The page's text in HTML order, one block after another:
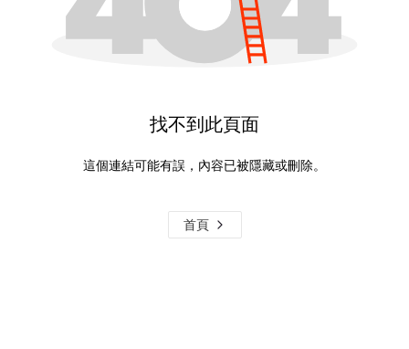
找不到此頁面
這個連結可能有誤，內容已被隱藏或刪除。
首頁